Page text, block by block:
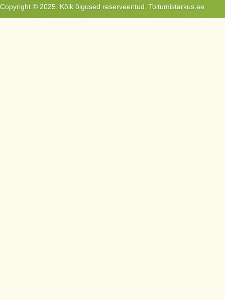
Copyright © 2025. Kõik õigused reserveeritud. Toitumistarkus.ee